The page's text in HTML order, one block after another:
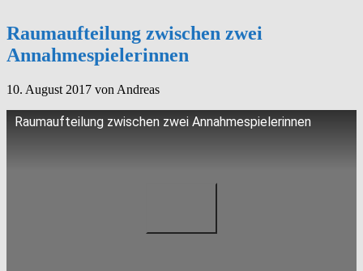
Raumaufteilung zwischen zwei
Annahmespielerinnen
10. August 2017 von Andreas
Raumaufteilung zwischen zwei Annahmespielerinnen